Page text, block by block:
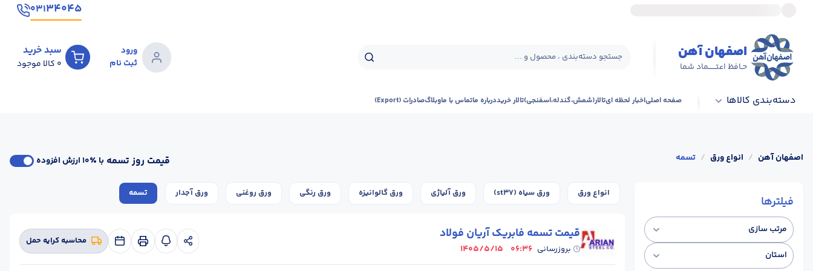
۳۴۰۴۵۰۳۱
اصفهان آهن
حـافظ اعتــــــماد شما
جستجو دسته‌بندی ، محصول و ...
ورود
ثبت نام
سبد خرید
0 کالا موجود
دسته‌بندی کالاها صفحه اصلیاخبار لحظه ایتالار(شمش،گندله،اسفنجی)تالار خریددرباره ماتماس با ماوبلاگصادرات (Export)
اصفهان آهن / انواع ورق / تسمه قیمت روز تسمه با ٪۱۰ ارزش افزوده
فیلترها
مرتب سازی
استان
انواع ورق ورق سیاه (st37) ورق آلیاژی ورق گالوانیزه ورق رنگی ورق روغنی ورق آجدار تسمه
قیمت تسمه فابریک آریان فولاد
بروزرسانی 06:36
1405/5/15
محاسبه کرایه حمل